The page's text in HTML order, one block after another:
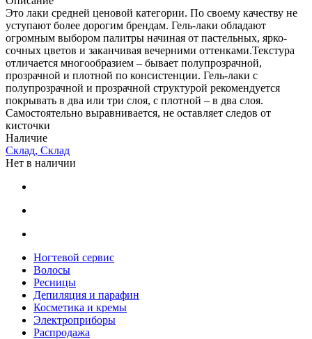
Это лаки средней ценовой категории. По своему качеству не
уступают более дорогим брендам. Гель-лаки обладают
огромным выбором палитры начиная от пастельных, ярко-
сочных цветов и заканчивая вечерними оттенками.Текстура
отличается многообразием – бывает полупрозрачной,
прозрачной и плотной по консистенции. Гель-лаки с
полупрозрачной и прозрачной структурой рекомендуется
покрывать в два или три слоя, с плотной – в два слоя.
Самостоятельно выравнивается, не оставляет следов от
кисточки
Наличие
Склад, Склад
Нет в наличии
Ногтевой сервис
Волосы
Ресницы
Депиляция и парафин
Косметика и кремы
Электроприборы
Распродажа